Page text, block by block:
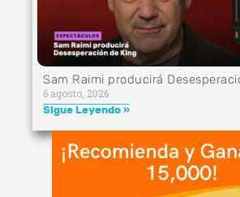
Sam Raimi producirá
6 agosto, 2026
Sigue Leyendo »